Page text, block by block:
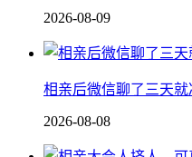
2026-08-09
相亲后微信聊了三天
2026-08-08